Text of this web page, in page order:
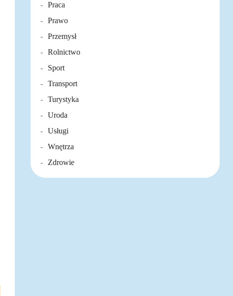
Praca
Prawo
Przemysł
Rolnictwo
Sport
Transport
Turystyka
Uroda
Usługi
Wnętrza
Zdrowie